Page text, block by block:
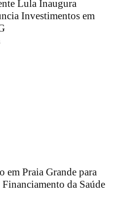
Lula Inaugura
Investimentos em
em Praia Grande para
da Saúde